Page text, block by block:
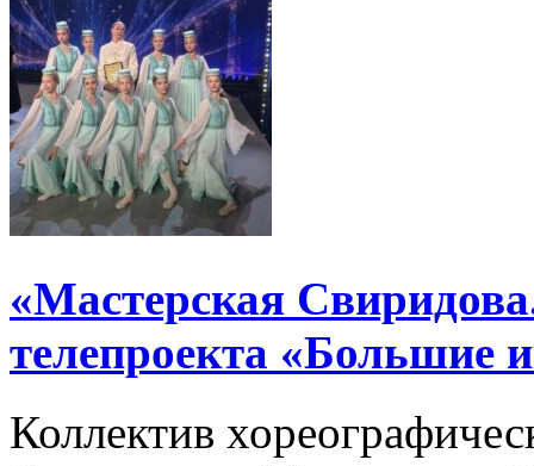
«Мастерская
телепроекта «Большие
Коллектив